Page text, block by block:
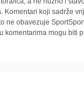
Komentari koji sadrže
obavezuje
komentarima mogu biti